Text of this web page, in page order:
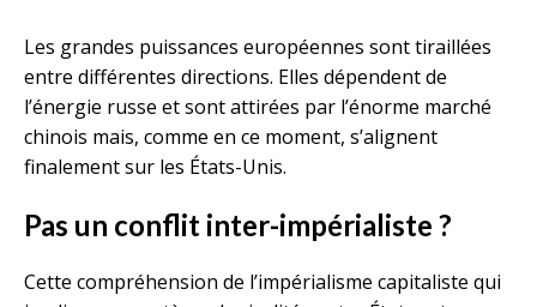
Les grandes puissances européennes sont tiraillées
entre différentes directions. Elles dépendent de
l’énergie russe et sont attirées par l’énorme marché
chinois mais, comme en ce moment, s’alignent
finalement sur les États-Unis.
Pas un conflit inter-impérialiste ?
Cette compréhension de l’impérialisme capitaliste qui